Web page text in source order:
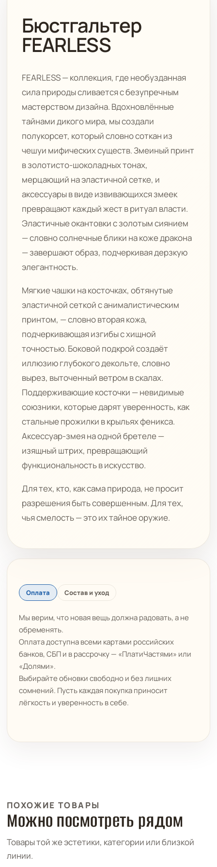
Бюстгальтер
FEARLESS
FEARLESS — коллекция, где необузданная
сила природы сливается с безупречным
мастерством дизайна. Вдохновлённые
тайнами дикого мира, мы создали
полукорсет, который словно соткан из
чешуи мифических существ. Змеиный принт
в золотисто-шоколадных тонах,
мерцающий на эластичной сетке, и
аксессуары в виде извивающихся змеек
превращают каждый жест в ритуал власти.
Эластичные окантовки с золотым сиянием
— словно солнечные блики на коже дракона
— завершают образ, подчеркивая дерзкую
элегантность.
Мягкие чашки на косточках, обтянутые
эластичной сеткой с анималистическим
принтом, — словно вторая кожа,
подчеркивающая изгибы с хищной
точностью. Боковой подкрой создаёт
иллюзию глубокого декольте, словно
вырез, выточенный ветром в скалах.
Поддерживающие косточки — невидимые
союзники, которые дарят уверенность, как
стальные прожилки в крыльях феникса.
Аксессуар-змея на одной бретеле —
изящный штрих, превращающий
функциональность в искусство.
Для тех, кто, как сама природа, не просит
разрешения быть совершенным. Для тех,
чья смелость — это их тайное оружие.
Оплата Состав и уход
Мы верим, что новая вещь должна радовать, а не
обременять.
Оплата доступна всеми картами российских
банков, СБП и в рассрочку — «ПлатиЧастями» или
«Долями».
Выбирайте обновки свободно и без лишних
сомнений. Пусть каждая покупка приносит
лёгкость и уверенность в себе.
ПОХОЖИЕ ТОВАРЫ
Можно посмотреть рядом
Товары той же эстетики, категории или близкой
линии.